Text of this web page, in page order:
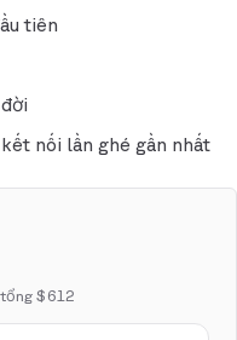
tiên
nối lần ghé gần nhất
$612